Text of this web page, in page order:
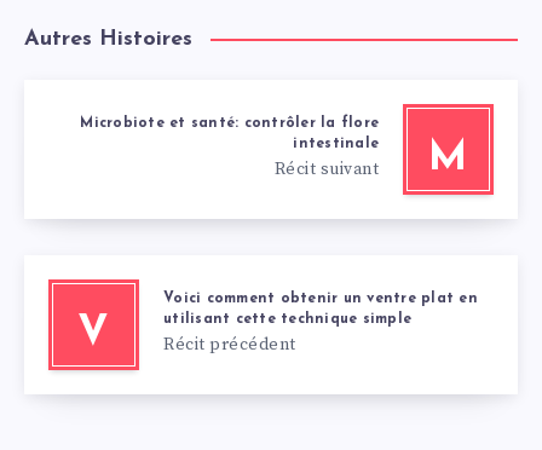
Autres Histoires
M
Microbiote et santé: contrôler la flore
intestinale
Récit suivant
V
Voici comment obtenir un ventre plat en
utilisant cette technique simple
Récit précédent